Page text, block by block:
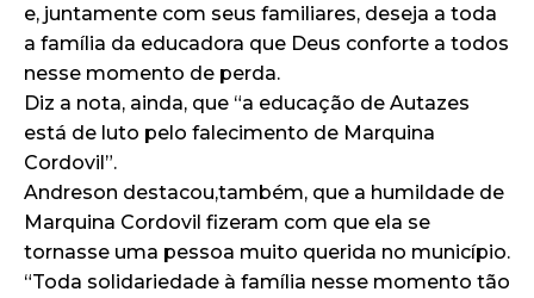
e, juntamente com seus familiares, deseja a toda
a família da educadora que Deus conforte a todos
nesse momento de perda.
Diz a nota, ainda, que “a educação de Autazes
está de luto pelo falecimento de Marquina
Cordovil”.
Andreson destacou,também, que a humildade de
Marquina Cordovil fizeram com que ela se
tornasse uma pessoa muito querida no município.
“Toda solidariedade à família nesse momento tão